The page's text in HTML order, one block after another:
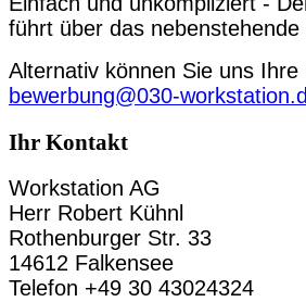
führt über das
Alternativ können Sie uns Ihre
bewerbung@030-
Ihr Kontakt
Workstation AG
Herr Robert Kühnl
Rothenburger Str. 33
14612 Falkensee
Telefon +49 30 43024324